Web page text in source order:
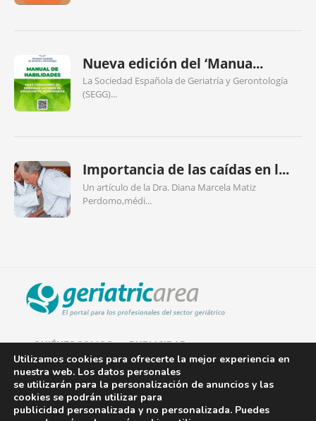
Nueva edición del ‘Manua...
La Sociedad Española de Geriatría y Gerontología
(SEGG)...
Importancia de las caídas en l...
Un artículo de la Dra. Diana Marcela Matiz
Perdomo,médi...
QUIÉNES SOMOS PUBLICIDAD
AVISO LEGAL
POLÍTICA DE COOKIES
Utilizamos cookies para ofrecerte la mejor experiencia en
nuestra web. Los datos personales
se utilizarán para la personalización de anuncios y las
cookies se podrán utilizar para
publicidad personalizada y no personalizada. Puedes